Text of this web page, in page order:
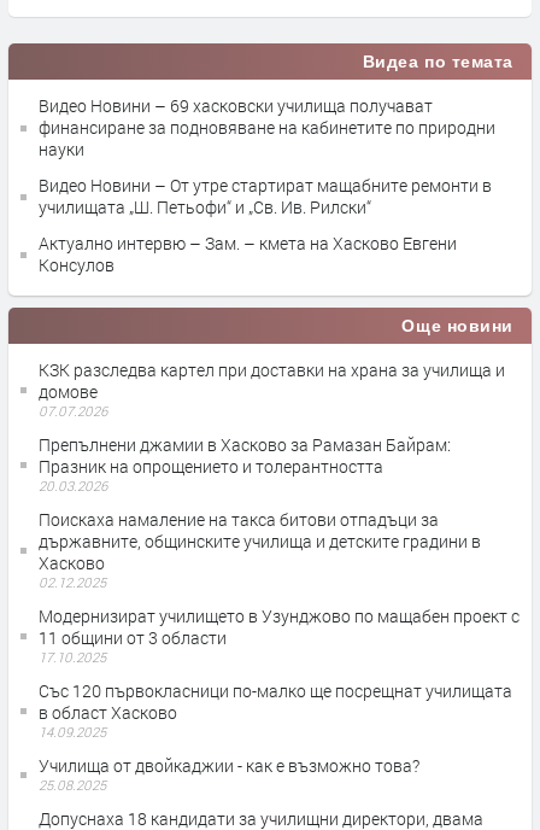
Видеа по темата
Видео Новини – 69 хасковски училища получават
финансиране за подновяване на кабинетите по природни
науки
Видео Новини – От утре стартират мащабните ремонти в
училищата „Ш. Петьофи“ и „Св. Ив. Рилски“
Актуално интервю – Зам. – кмета на Хасково Евгени
Консулов
Още новини
КЗК разследва картел при доставки на храна за училища и
домове
07.07.2026
Препълнени джамии в Хасково за Рамазан Байрам:
Празник на опрощението и толерантността
20.03.2026
Поискаха намаление на такса битови отпадъци за
държавните, общинските училища и детските градини в
Хасково
02.12.2025
Модернизират училището в Узунджово по мащабен проект с
11 общини от 3 области
17.10.2025
Със 120 първокласници по-малко ще посрещнат училищата
в област Хасково
14.09.2025
Училища от двойкаджии - как е възможно това?
25.08.2025
Допуснаха 18 кандидати за училищни директори, двама